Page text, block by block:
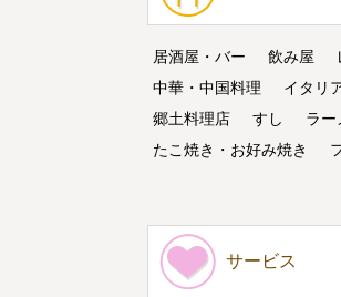
居酒屋・バー 飲み屋
中華・中国料理
イタリ
郷土料理店
すし ラー
たこ焼き・お好み焼き
サービス